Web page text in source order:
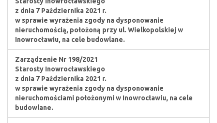
z dnia 7 Października 2021 r.
w sprawie wyrażenia zgody na dysponowanie
nieruchomością, położoną przy ul. Wielkopolskiej w
Inowrocławiu, na cele budowlane.
Zarządzenie Nr 198/2021
Starosty Inowrocławskiego
z dnia 7 Października 2021 r.
w sprawie wyrażenia zgody na dysponowanie
nieruchomościami położonymi w Inowrocławiu, na cele
budowlane.